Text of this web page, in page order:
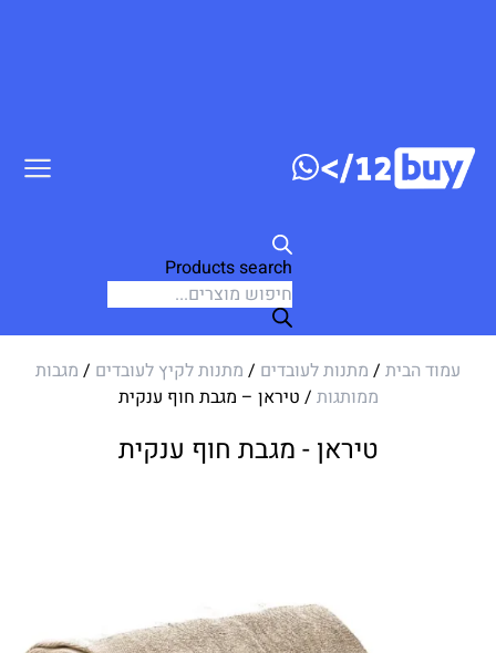
Products search
עמוד הבית/מתנות לעובדים/ מתנות לקיץ לעובדים/ מגבות
ממותגות/ טיראן – מגבת חוף ענקית
טיראן - מגבת חוף ענקית